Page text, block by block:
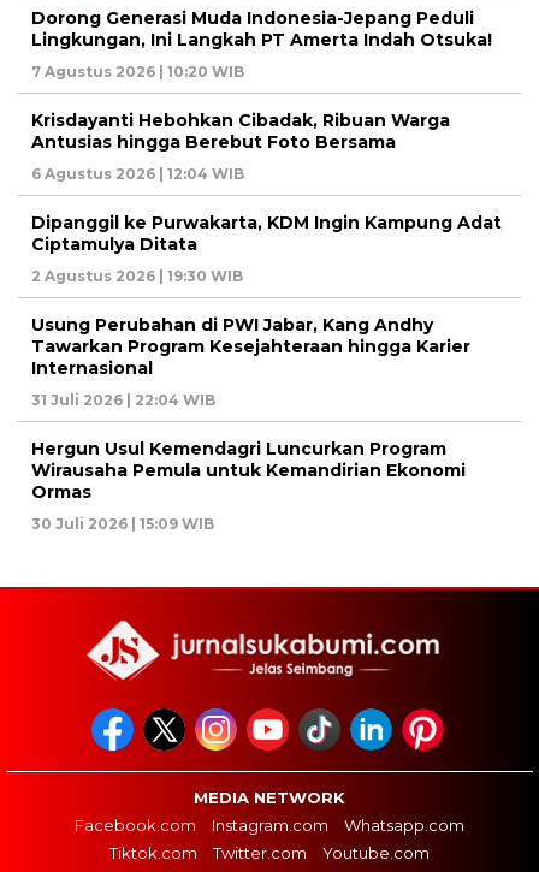
Dorong Generasi Muda Indonesia-Jepang Peduli
Lingkungan, Ini Langkah PT Amerta Indah Otsuka!
7 Agustus 2026 | 10:20 WIB
Krisdayanti Hebohkan Cibadak, Ribuan Warga
Antusias hingga Berebut Foto Bersama
6 Agustus 2026 | 12:04 WIB
Dipanggil ke Purwakarta, KDM Ingin Kampung Adat
Ciptamulya Ditata
2 Agustus 2026 | 19:30 WIB
Usung Perubahan di PWI Jabar, Kang Andhy
Tawarkan Program Kesejahteraan hingga Karier
Internasional
31 Juli 2026 | 22:04 WIB
Hergun Usul Kemendagri Luncurkan Program
Wirausaha Pemula untuk Kemandirian Ekonomi
Ormas
30 Juli 2026 | 15:09 WIB
MEDIA NETWORK
Facebook.com
Instagram.com
Whatsapp.com
Tiktok.com
Twitter.com Youtube.com